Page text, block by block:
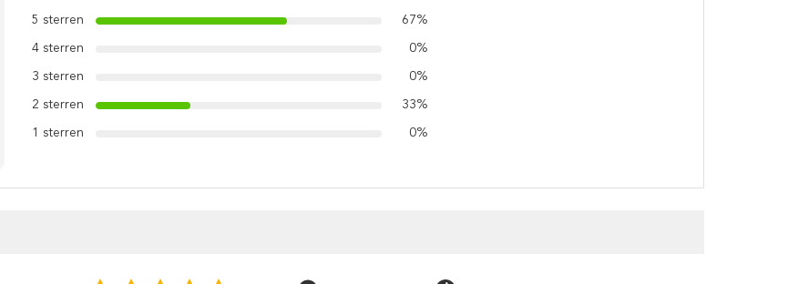
5 sterren 67%
4 sterren 0%
3 sterren 0%
2 sterren 33%
1 sterren 0%